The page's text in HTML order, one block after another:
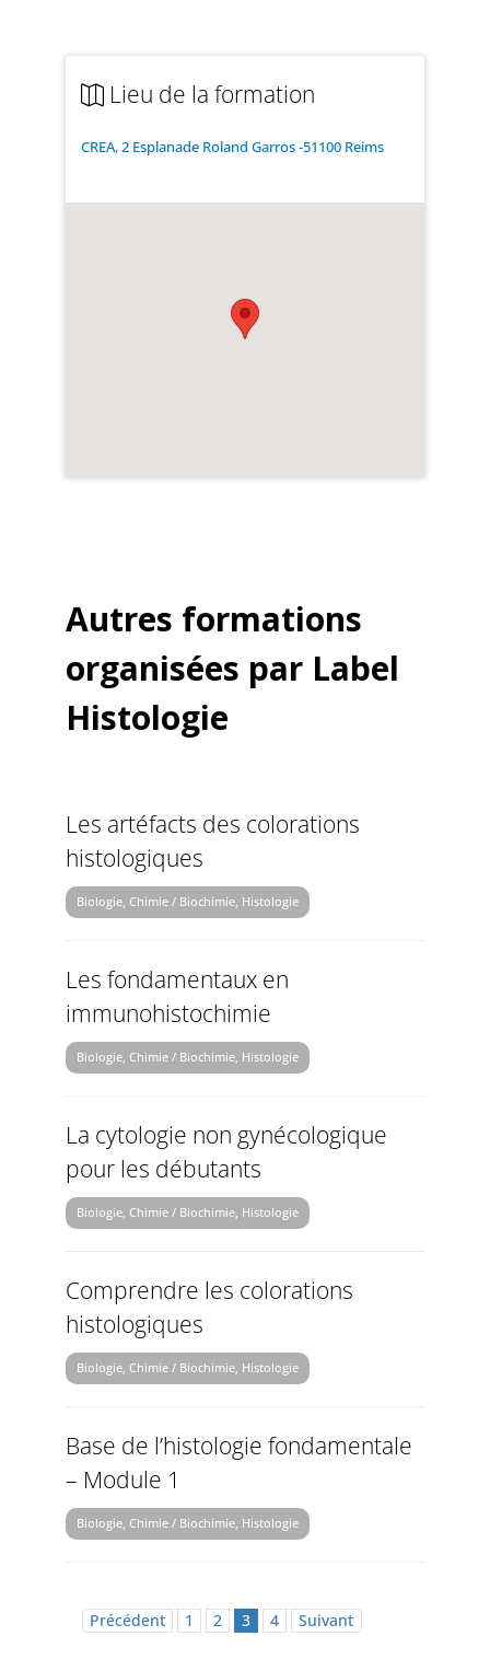
Lieu de la formation
CREA, 2 Esplanade Roland Garros -51100 Reims
Autres formations
organisées par Label
Histologie
Les artéfacts des colorations
histologiques
Biologie, Chimie / Biochimie, Histologie
Les fondamentaux en
immunohistochimie
Biologie, Chimie / Biochimie, Histologie
La cytologie non gynécologique
pour les débutants
Biologie, Chimie / Biochimie, Histologie
Comprendre les colorations
histologiques
Biologie, Chimie / Biochimie, Histologie
Base de l’histologie fondamentale
– Module 1
Biologie, Chimie / Biochimie, Histologie
Précédent 1 2 3 4 Suivant